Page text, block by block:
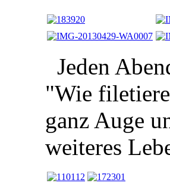
Jeden
"Wie
ganz Auge
weiteres